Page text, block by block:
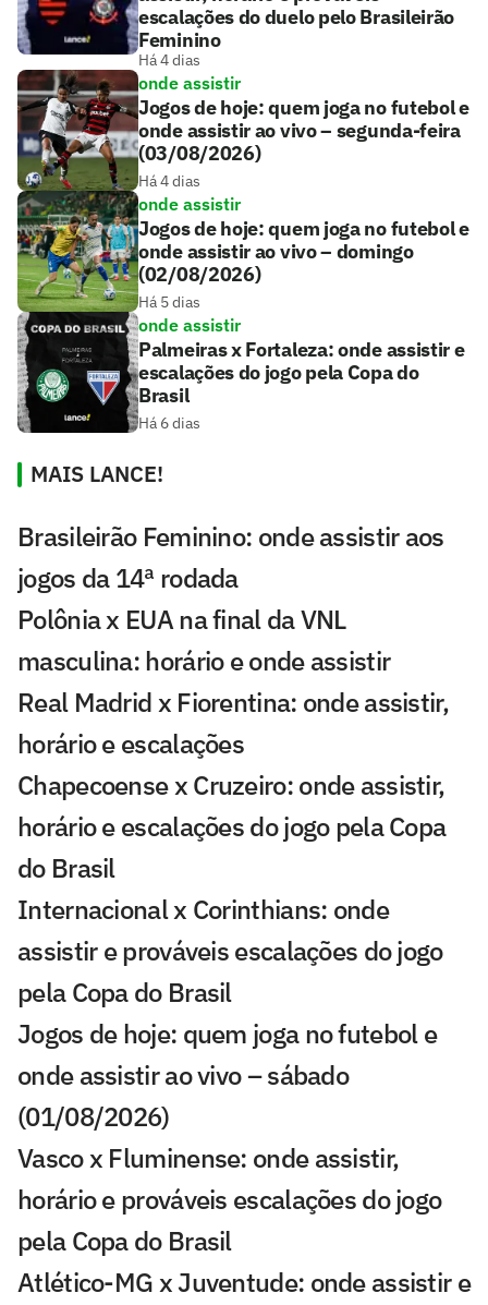
escalações do duelo pelo Brasileirão
Feminino
Há 4 dias
onde assistir
Jogos de hoje: quem joga no futebol e
onde assistir ao vivo – segunda-feira
(03/08/2026)
Há 4 dias
onde assistir
Jogos de hoje: quem joga no futebol e
onde assistir ao vivo – domingo
(02/08/2026)
Há 5 dias
onde assistir
Palmeiras x Fortaleza: onde assistir e
escalações do jogo pela Copa do
Brasil
Há 6 dias
MAIS LANCE!
Brasileirão Feminino: onde assistir aos
jogos da 14ª rodada
Polônia x EUA na final da VNL
masculina: horário e onde assistir
Real Madrid x Fiorentina: onde assistir,
horário e escalações
Chapecoense x Cruzeiro: onde assistir,
horário e escalações do jogo pela Copa
do Brasil
Internacional x Corinthians: onde
assistir e prováveis escalações do jogo
pela Copa do Brasil
Jogos de hoje: quem joga no futebol e
onde assistir ao vivo – sábado
(01/08/2026)
Vasco x Fluminense: onde assistir,
horário e prováveis escalações do jogo
pela Copa do Brasil
Atlético-MG x Juventude: onde assistir e